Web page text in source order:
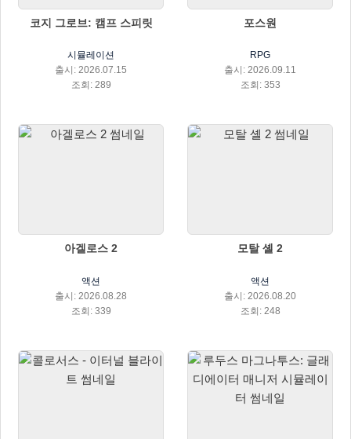
코지 그로브: 캠프 스피릿
시뮬레이션
출시: 2026.07.15
조회: 289
포스원
RPG
출시: 2026.09.11
조회: 353
아겔로스 2
액션
출시: 2026.08.28
조회: 339
모탈 셸 2
액션
출시: 2026.08.20
조회: 248